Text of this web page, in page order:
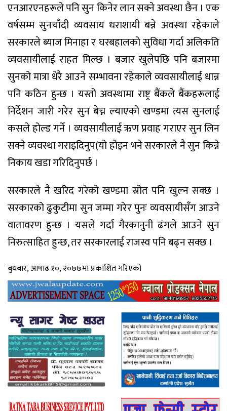
एनआरएनहरूले पनि सुन किनेर लान सक्ने अवस्था छैन । एक
वर्षसम्म सुनचाँदी व्यवसाय धराशायी बन्ने अवस्था रहेकाले
सरकारले ब्याज मिनाहा र घरबहालको सुविधा गर्दा अलिकति
व्यवसायीलाई राहत मिल्छ । बजार खुलेपछि पनि बजारमा
सुनको मात्रा धेरै आउने सम्भावना रहेकाले व्यवसायीलाई धान्न
पनि कठिन हुन्छ । यस्तो अवस्थामा राष्ट्र बैंकले बैंकहरूलाई
निर्देशन जारी गरेर सुन बेच्न ल्याएको खण्डमा त्यस सुनलाई
कसले होल्ड गर्ने । व्यवसायीलाई ऋण प्रवाह गराएर सुन लिन
सक्ने व्यवस्था गराइदिनुप(यो होइन भने सरकारले नै सुन किन्ने
निकाय खडा गरिदिनुपर्छ ।
सरकारले नै खरिद गरेको खण्डमा स्रोत पनि खुल्न सक्छ ।
सरकारको ढुकुटीमा सुन जम्मा गरेर पुनः व्यवसायीसँग आउने
वातावरण हुन्छ । यसले गर्दा गैरकानुनी ढंगले आउने सुन
निरुत्साहित हुन्छ, तर सरकारलाई राजस्व पनि बढ्न सक्छ ।
बुधबार, आषाढ १०, २०७७मा प्रकाशित गरिएको